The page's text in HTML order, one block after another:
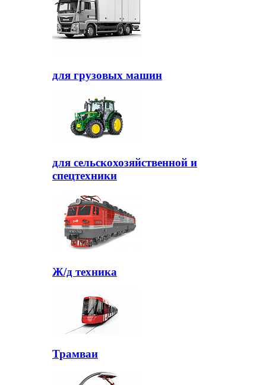
для грузовых машин
для сельскохозяйственной и
спецтехники
Ж/д техника
Трамваи